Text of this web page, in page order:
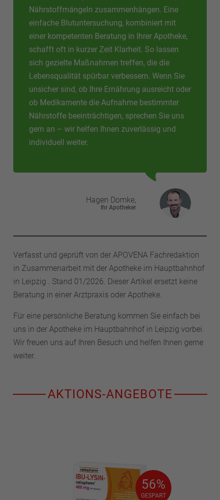
Nährstoffmängeln zusammenhängen. Eine
einfache Blutuntersuchung, kombiniert mit
einer kompetenten Beratung in Ihrer Apotheke,
schafft oft in kurzer Zeit Klarheit. So lassen
sich gezielte Maßnahmen treffen, die die
Lebensqualität spürbar verbessern. Wenn Sie
unsicher sind, ob Ihre Ernährung ausreicht oder
ob Medikamente die Aufnahme bestimmter
Nährstoffe beeinträchtigen, sprechen Sie uns
gern an – wir helfen Ihnen zuverlässig und
individuell weiter.
Hagen Domke,
Ihr Apotheker
Verfasst und geprüft von der APOVENA Fachredaktion
in Zusammenarbeit mit der Apotheke im Hauptbahnhof
in Leipzig . Stand 01/2026. Dieser Artikel ersetzt keine
Beratung in einer Arztpraxis oder Apotheke.
Für eine persönliche Beratung kommen Sie einfach bei
uns in der Apotheke im Hauptbahnhof in Leipzig vorbei.
Wir freuen uns auf Ihren Besuch und helfen Ihnen gerne
weiter.
AKTIONS-ANGEBOTE
56%
GESPART
56%
GESPART